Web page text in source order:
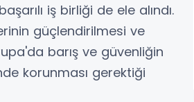
iş birliği de ele alındı.
güçlendirilmesi ve
barış ve güvenliğin
korunması gerektiği